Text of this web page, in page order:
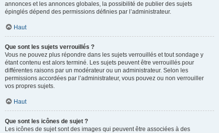
annonces et les annonces globales, la possibilité de publier des sujets
épinglés dépend des permissions définies par l’administrateur.
Haut
Que sont les sujets verrouillés ?
Vous ne pouvez plus répondre dans les sujets verrouillés et tout sondage y
étant contenu est alors terminé. Les sujets peuvent être verrouillés pour
différentes raisons par un modérateur ou un administrateur. Selon les
permissions accordées par l’administrateur, vous pouvez ou non verrouiller
vos propres sujets.
Haut
Que sont les icônes de sujet ?
Les icônes de sujet sont des images qui peuvent être associées à des